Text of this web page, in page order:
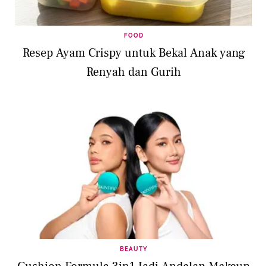
FOOD
Resep Ayam Crispy untuk Bekal Anak yang
Renyah dan Gurih
BEAUTY